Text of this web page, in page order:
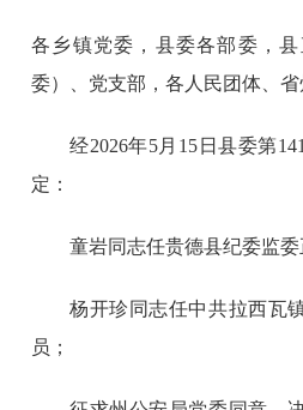
各乡镇党委，县委各部委，
委）、党支部，各人民团体、省
经2026年5月15日县委第
定：
童岩同志任贵德县纪委监委
杨开珍同志任中共拉西瓦
员；